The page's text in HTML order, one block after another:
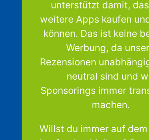
unterstützt damit,
weitere Apps kaufen
können. Das ist keine
Werbung, da
Rezensionen
neutral sind und
Sponsorings immer
machen.
Willst du immer auf dem